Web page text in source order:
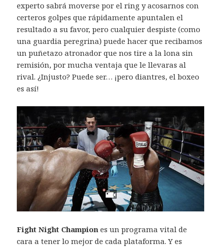
experto sabrá moverse por el ring y acosarnos con
certeros golpes que rápidamente apuntalen el
resultado a su favor, pero cualquier despiste (como
una guardia peregrina) puede hacer que recibamos
un puñetazo atronador que nos tire a la lona sin
remisión, por mucha ventaja que le llevaras al
rival. ¿Injusto? Puede ser… ¡pero diantres, el boxeo
es así!
Fight Night Champion es un programa vital de
cara a tener lo mejor de cada plataforma. Y es